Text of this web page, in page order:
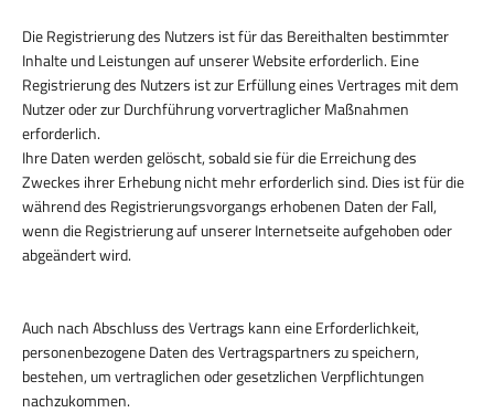
Die Registrierung des Nutzers ist für das Bereithalten bestimmter
Inhalte und Leistungen auf unserer Website erforderlich. Eine
Registrierung des Nutzers ist zur Erfüllung eines Vertrages mit dem
Nutzer oder zur Durchführung vorvertraglicher Maßnahmen
erforderlich.
Ihre Daten werden gelöscht, sobald sie für die Erreichung des
Zweckes ihrer Erhebung nicht mehr erforderlich sind. Dies ist für die
während des Registrierungsvorgangs erhobenen Daten der Fall,
wenn die Registrierung auf unserer Internetseite aufgehoben oder
abgeändert wird.
Auch nach Abschluss des Vertrags kann eine Erforderlichkeit,
personenbezogene Daten des Vertragspartners zu speichern,
bestehen, um vertraglichen oder gesetzlichen Verpflichtungen
nachzukommen.